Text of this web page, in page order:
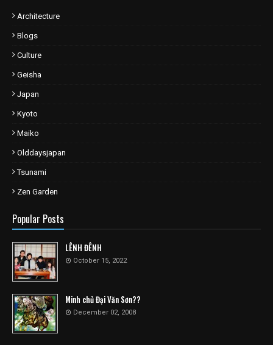
Architecture
Blogs
Culture
Geisha
Japan
Kyoto
Maiko
Olddaysjapan
Tsunami
Zen Garden
Popular Posts
LÊNH ĐÊNH
October 15, 2022
Minh chủ Đại Văn Sơn??
December 02, 2008